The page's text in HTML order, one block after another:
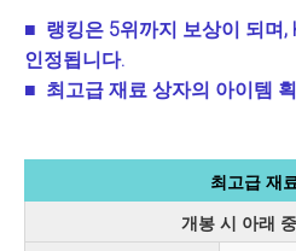
■ 랭킹은 5위까지 보상이 되며,
인정됩니다.
■ 최고급 재료 상자의 아이템
최고급 재
개봉 시 아래